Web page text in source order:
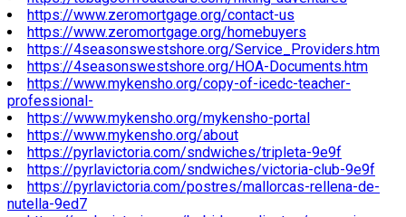
https://www.zeromortgage.org/contact-us
https://www.zeromortgage.org/homebuyers
https://4seasonswestshore.org/Service_Providers.htm
https://4seasonswestshore.org/HOA-Documents.htm
https://www.mykensho.org/copy-of-icedc-teacher-
professional-
https://www.mykensho.org/mykensho-portal
https://www.mykensho.org/about
https://pyrlavictoria.com/sndwiches/tripleta-9e9f
https://pyrlavictoria.com/sndwiches/victoria-club-9e9f
https://pyrlavictoria.com/postres/mallorcas-rellena-de-
nutella-9ed7